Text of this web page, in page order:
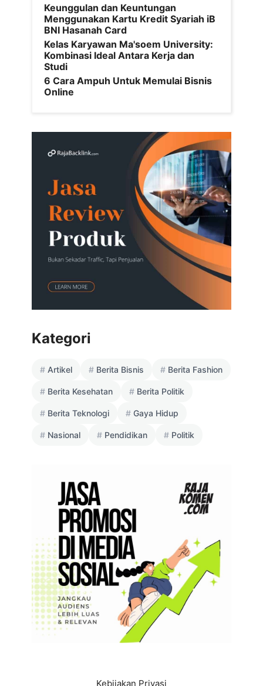
Keunggulan dan Keuntungan
Menggunakan Kartu Kredit Syariah iB
BNI Hasanah Card
Kelas Karyawan Ma'soem University:
Kombinasi Ideal Antara Kerja dan
Studi
6 Cara Ampuh Untuk Memulai Bisnis
Online
Kategori
Artikel Berita Bisnis Berita Fashion
Berita Kesehatan Berita Politik
Berita Teknologi Gaya Hidup
Nasional Pendidikan Politik
Kebijakan Privasi